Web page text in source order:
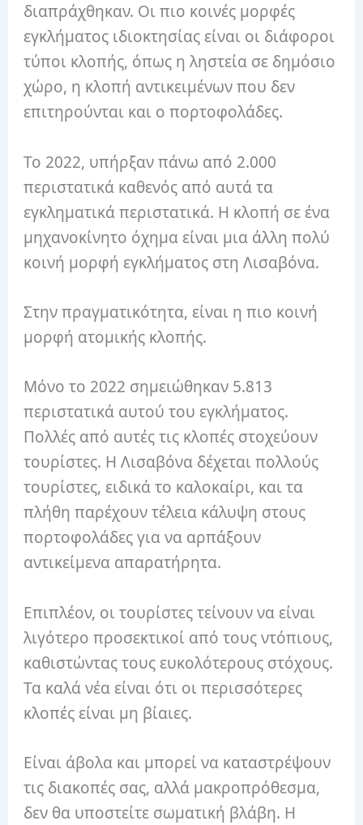
διαπράχθηκαν. Οι πιο κοινές μορφές
εγκλήματος ιδιοκτησίας είναι οι διάφοροι
τύποι κλοπής, όπως η ληστεία σε δημόσιο
χώρο, η κλοπή αντικειμένων που δεν
επιτηρούνται και ο πορτοφολάδες.
Το 2022, υπήρξαν πάνω από 2.000
περιστατικά καθενός από αυτά τα
εγκληματικά περιστατικά. Η κλοπή σε ένα
μηχανοκίνητο όχημα είναι μια άλλη πολύ
κοινή μορφή εγκλήματος στη Λισαβόνα.
Στην πραγματικότητα, είναι η πιο κοινή
μορφή ατομικής κλοπής.
Μόνο το 2022 σημειώθηκαν 5.813
περιστατικά αυτού του εγκλήματος.
Πολλές από αυτές τις κλοπές στοχεύουν
τουρίστες. Η Λισαβόνα δέχεται πολλούς
τουρίστες, ειδικά το καλοκαίρι, και τα
πλήθη παρέχουν τέλεια κάλυψη στους
πορτοφολάδες για να αρπάξουν
αντικείμενα απαρατήρητα.
Επιπλέον, οι τουρίστες τείνουν να είναι
λιγότερο προσεκτικοί από τους ντόπιους,
καθιστώντας τους ευκολότερους στόχους.
Τα καλά νέα είναι ότι οι περισσότερες
κλοπές είναι μη βίαιες.
Είναι άβολα και μπορεί να καταστρέψουν
τις διακοπές σας, αλλά μακροπρόθεσμα,
δεν θα υποστείτε σωματική βλάβη. Η